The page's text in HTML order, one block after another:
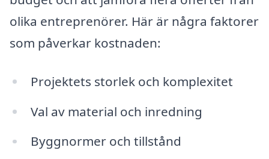
olika entreprenörer. Här är några faktorer
som påverkar kostnaden:
Projektets storlek och komplexitet
Val av material och inredning
Byggnormer och tillstånd